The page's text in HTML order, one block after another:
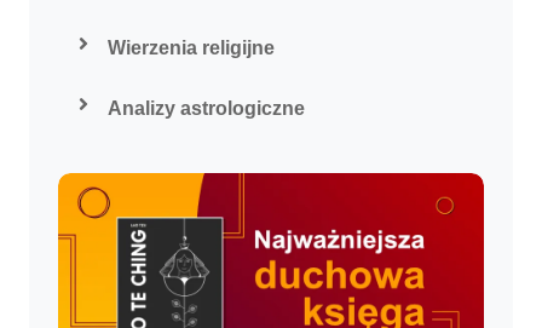
Wierzenia religijne
Analizy astrologiczne